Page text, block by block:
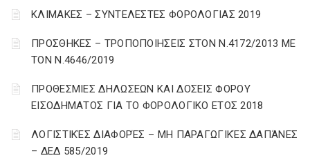
ΚΛΙΜΑΚΕΣ – ΣΥΝΤΕΛΕΣΤΕΣ ΦΟΡΟΛΟΓΙΑΣ 2019
ΠΡΟΣΘΗΚΕΣ – ΤΡΟΠΟΠΟΙΗΣΕΙΣ ΣΤΟΝ Ν.4172/2013 ΜΕ
ΤΟΝ Ν.4646/2019
ΠΡΟΘΕΣΜΙΕΣ ΔΗΛΩΣΕΩΝ ΚΑΙ ΔΟΣΕΙΣ ΦΟΡΟΥ
ΕΙΣΟΔΗΜΑΤΟΣ ΓΙΑ ΤΟ ΦΟΡΟΛΟΓΙΚΟ ΕΤΟΣ 2018
ΛΟΓΙΣΤΙΚΈΣ ΔΙΑΦΟΡΈΣ – ΜΗ ΠΑΡΑΓΩΓΙΚΈΣ ΔΑΠΆΝΕΣ
– ΔΕΔ 585/2019